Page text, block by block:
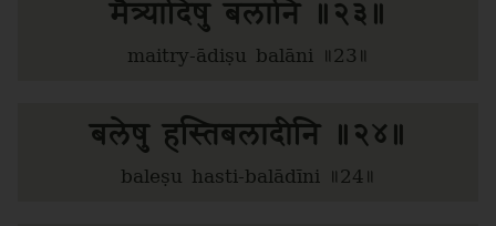
मैत्र्यादिषु बलानि ॥२३॥
maitry-ādiṣu balāni ॥23॥
बलेषु हस्तिबलादीनि ॥२४॥
baleṣu hasti-balādīni ॥24॥